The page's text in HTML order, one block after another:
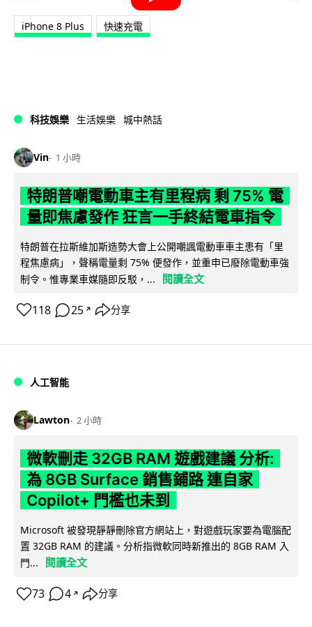
iPhone 8 Plus 快速充電
科技娛樂 生活娛樂 城中熱話
Vin 1 小時
特朗普嘲電動車主有里程病 剩 75% 電
量即焦慮發作 狂言一手終結電車指令
特朗普在拉斯維加斯造勢大會上公開嘲諷電動車車主患有「里
程焦慮病」，聲稱電量剩 75% 便發作，並重申已廢除電動車強
制令。惟專業車媒隨即反駁，...
閱讀全文
118 25 ↗ 分享
人工智能
Lawton 2 小時
微軟刪走 32GB RAM 遊戲建議 分析:
為 8GB Surface 銷售鋪路 連自家
Copilot+ 門檻也未到
Microsoft 被發現靜靜刪除官方網站上，對遊戲玩家要為電腦配
置 32GB RAM 的建議。分析指微軟同時新推出的 8GB RAM 入
門...
閱讀全文
73 4 ↗ 分享